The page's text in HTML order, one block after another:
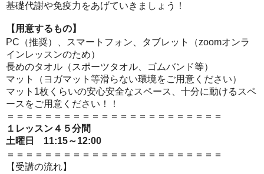
基礎代謝や免疫力をあげていきましょう！
【用意するもの】
PC（推奨）、スマートフォン、タブレット（zoomオンラ
インレッスンのため）
長めのタオル（スポーツタオル、ゴムバンド等）
マット（ヨガマット等滑らない環境をご用意ください）
マット1枚くらいの安心安全なスペース、十分に動けるスペ
ースをご用意ください！！
＝＝＝＝＝＝＝＝＝＝＝＝＝＝＝＝＝＝＝＝＝＝＝
１レッスン４５分間
土曜日 11:15～12:00
＝＝＝＝＝＝＝＝＝＝＝＝＝＝＝＝＝＝＝＝＝＝＝
【受講の流れ】